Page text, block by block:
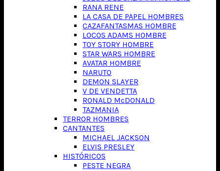
RANA RENE
LA CASA DE PAPEL HOMBRES
CAZAFANTASMAS HOMBRE
LOCOS ADAMS HOMBRE
TOY STORY HOMBRE
STAR WARS HOMBRE
AVATAR HOMBRE
NARUTO
DEMON SLAYER
V DE VENDETTA
RONALD McDONALD
TAZMANIA
TERROR HOMBRES
CANTANTES
MICHAEL JACKSON
ELVIS PRESLEY
HISTÓRICOS
PESTE NEGRA